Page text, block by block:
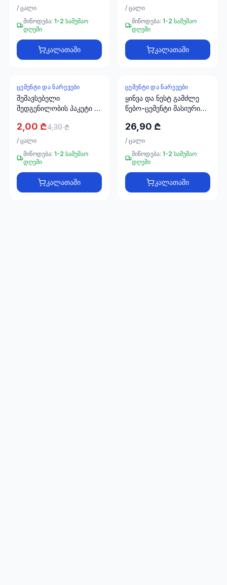
სახლი და
10
23
66
33
/ ცალი
მიწოდება: 1-2 სამუშაო
დღეში
კალათაში
/ ცალი
მიწოდება: 1-2 სამუშაო
დღეში
კალათაში
-53%
ᲪᲔᲛᲔᲜᲢᲘ ᲓᲐ ᲜᲐᲠᲔᲕᲔᲑᲘ
შემავსებელი
შედგენილობის პაკეტი 1
2,00 ₾4,30 ₾
/ ცალი
მიწოდება: 1-2 სამუშაო
დღეში
კალათაში
ᲪᲔᲛᲔᲜᲢᲘ ᲓᲐ ᲜᲐᲠᲔᲕᲔᲑᲘ
ყინვა და ნესტ გამძლე
წებო-ცემენტი მასიური
25კგ NOVA
26,90 ₾
/ ცალი
მიწოდება: 1-2 სამუშაო
დღეში
კალათაში